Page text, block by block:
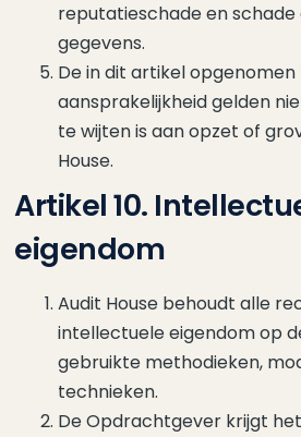
reputatieschade en schade
gegevens.
De in dit artikel
aansprakelijkheid gelden
te wijten is aan opzet of
House.
Artikel 10.
eigendom
Audit House behoudt alle
intellectuele eigendom op
gebruikte methodieken,
technieken.
De Opdrachtgever krijgt